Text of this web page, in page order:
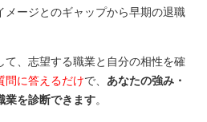
メージとのギャップから早期の退職
て、志望する職業と自分の相性を確
問に答えるだけで、 あなたの強み・
業を診断できます。